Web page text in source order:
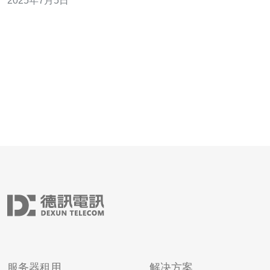
拥有强大的网络基础设施和世界领先的技术水平，能够提
服务器租用 解决方案